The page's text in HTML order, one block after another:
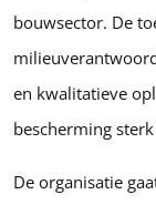
bouwsector. De
en kwalitatieve
bescherming
De organisatie